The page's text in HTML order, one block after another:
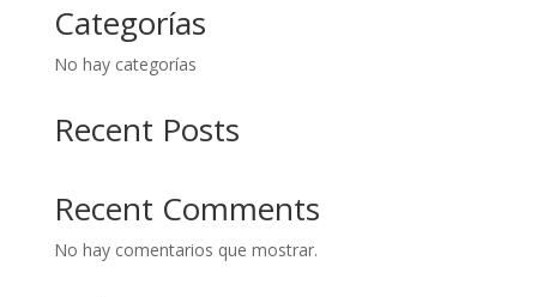
Categorías
No hay categorías
Recent Posts
Recent Comments
No hay comentarios que mostrar.